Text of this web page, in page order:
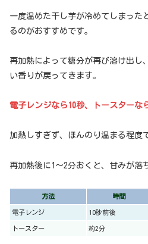
一度温めた干し芋が冷めてしまっ
るのがおすすめです。
再加熱によって糖分が再び溶け出し
い香りが戻ってきます。
電子レンジなら10秒、トースターな
加熱しすぎず、ほんのり温まる程度で
再加熱後に1〜2分おくと、甘みが落
方法 時間
電子レンジ 10秒前後
トースター 約2分